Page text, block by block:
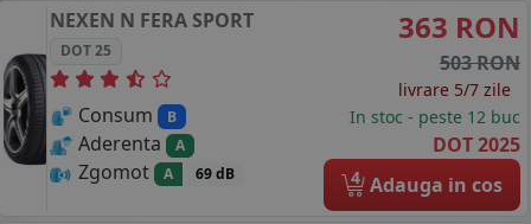
NEXEN N FERA SPORT
DOT 25
Consum B
Aderenta A
Zgomot A 69 dB
363 RON
503 RON
livrare 5/7 zile
In stoc - peste 12 buc
DOT 2025
4 Adauga in cos